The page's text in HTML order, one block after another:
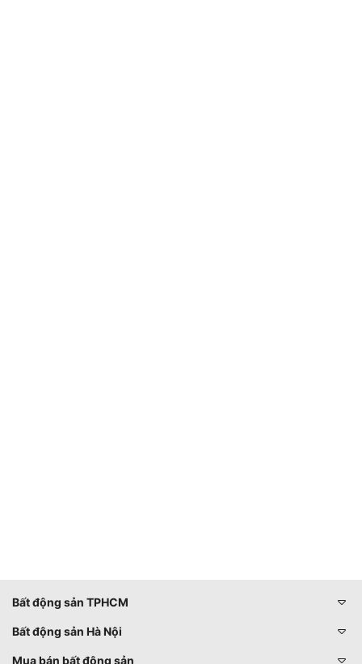
Bất động sản TPHCM
Bất động sản Hà Nội
Mua bán bất động sản